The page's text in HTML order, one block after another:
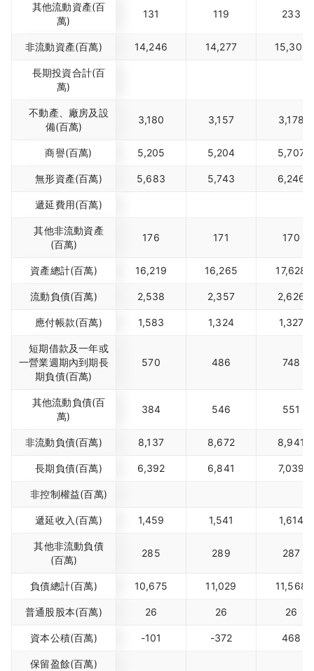
其他流動資產(百
萬)
131 119 233
非流動資產(百萬) 14,246 14,277 15,302
長期投資合計(百
萬)
不動產、廠房及設
備(百萬)
3,180 3,157 3,178
商譽(百萬) 5,205 5,204 5,707
無形資產(百萬) 5,683 5,743 6,246
遞延費用(百萬)
其他非流動資產
(百萬)
176 171 170
資產總計(百萬) 16,219 16,265 17,628
流動負債(百萬) 2,538 2,357 2,626
應付帳款(百萬) 1,583 1,324 1,327
短期借款及一年或
一營業週期內到期長
期負債(百萬)
570 486 748
其他流動負債(百
萬)
384 546 551
非流動負債(百萬) 8,137 8,672 8,941
長期負債(百萬) 6,392 6,841 7,039
非控制權益(百萬)
遞延收入(百萬) 1,459 1,541 1,614
其他非流動負債
(百萬)
285 289 287
負債總計(百萬) 10,675 11,029 11,568
普通股股本(百萬) 26 26 26
資本公積(百萬) -101 -372 468
保留盈餘(百萬)